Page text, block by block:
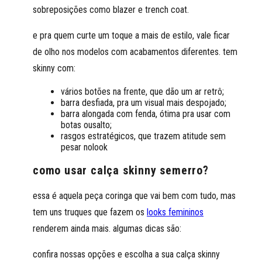
sobreposições como blazer e trench coat.
e pra quem curte um toque a mais de estilo, vale ficar
de olho nos modelos com acabamentos diferentes. tem
skinny com:
vários botões na frente, que dão um ar retrô;
barra desfiada, pra um visual mais despojado;
barra alongada com fenda, ótima pra usar com
botas ousalto;
rasgos estratégicos, que trazem atitude sem
pesar nolook
como usar calça skinny semerro?
essa é aquela peça coringa que vai bem com tudo, mas
tem uns truques que fazem os looks femininos
renderem ainda mais. algumas dicas são:
confira nossas opções e escolha a sua calça skinny